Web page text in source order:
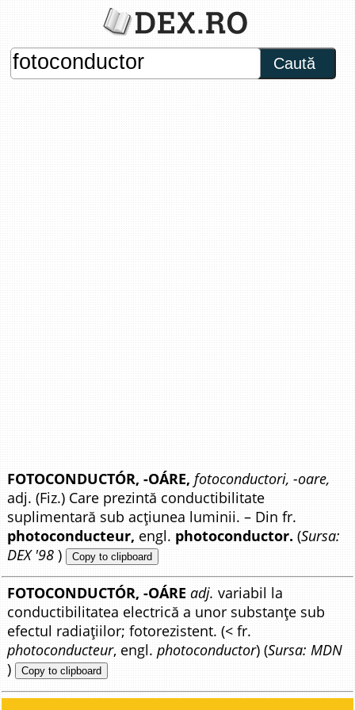
Caută
FOTOCONDUCTÓR, -OÁRE, fotoconductori, -oare,
adj. (Fiz.) Care prezintă conductibilitate
suplimentară sub acțiunea luminii. – Din fr.
photoconducteur, engl. photoconductor. (Sursa:
DEX '98 ) Copy to clipboard
FOTOCONDUCTÓR, -OÁRE adj. variabil la
conductibilitatea electrică a unor substanțe sub
efectul radiațiilor; fotorezistent. (< fr.
photoconducteur, engl.photoconductor) (Sursa: MDN
) Copy to clipboard